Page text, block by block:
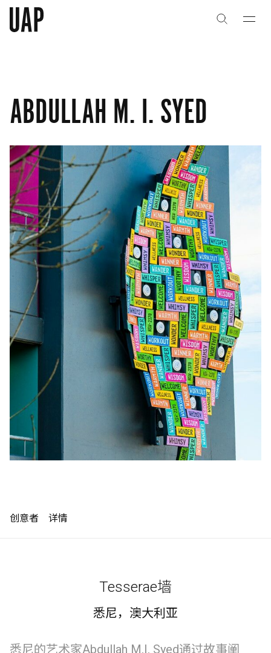
团队与文化
合作伙伴
项目
能力
艺术咨询
制作工厂
艺术品保护部门
创新计划
Shop
ABDULLAH M. I. SYED
团队与文化
合作伙伴
项目
能力
艺术咨询
制作工厂
艺术品保护部门
创新计划
Shop
English 中文
创意者 详情
Tesserae墙
悉尼，澳大利亚
悉尼的艺术家Abdullah M.I. Syed通过故事阐